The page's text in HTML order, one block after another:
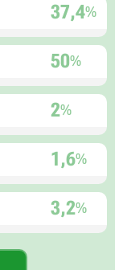
37,4%
50%
2%
1,6%
3,2%